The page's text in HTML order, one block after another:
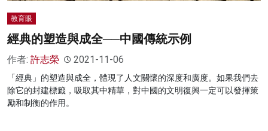
教育眼
經典的塑造與成全──中國傳統示例
作者: 許志榮 2021-11-06
「經典」的塑造與成全，體現了人文關懷的深度和廣度。如果我們去
除它的封建標籤，吸取其中精華，對中國的文明復興一定可以發揮策
勵和制衡的作用。